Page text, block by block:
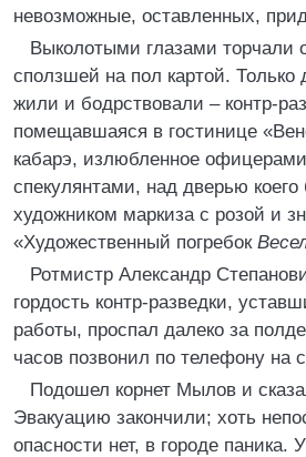
невозможные, оставленных,
Выколотыми глазами торчали
сползшей на пол картой.
жили и бодрствовали – контр-
помещавшаяся в гостинице
кабарэ, излюбленное
спекулянтами, над дверью
художником маркиза с розой и
«Художественный погребок
Ротмистр Александр
гордость контр-разведки,
работы, проспал далеко за
часов позвонил по телефону на
Подошел корнет Мылов и
Эвакуацию закончили; хоть
опасности нет, в городе паника.